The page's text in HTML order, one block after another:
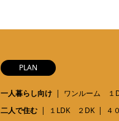
PLAN
一人暮らし向け ワンルーム １
二人で住む
１LDK ２DK
４